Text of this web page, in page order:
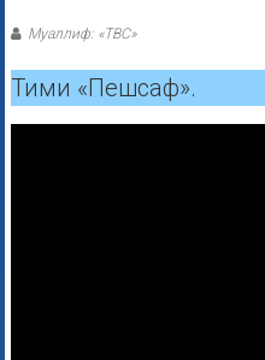
Муаллиф: «ТВС»
Тими «Пешсаф».